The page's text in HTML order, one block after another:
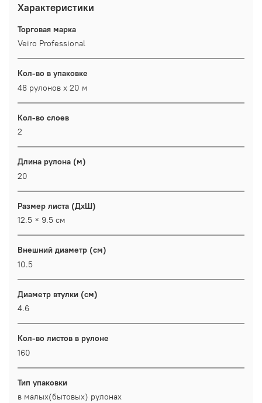
Характеристики
Торговая марка
Veiro Professional
Кол-во в упаковке
48 рулонов х 20 м
Кол-во слоев
2
Длина рулона (м)
20
Размер листа (ДхШ)
12.5 × 9.5 см
Внешний диаметр (см)
10.5
Диаметр втулки (см)
4.6
Кол-во листов в рулоне
160
Тип упаковки
в малых(бытовых) рулонах